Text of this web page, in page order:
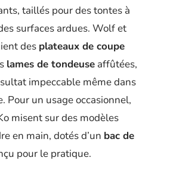
taillés pour des tontes à
surfaces ardues. Wolf et
des plateaux de coupe
lames de tondeuse affûtées,
impeccable même dans
Pour un usage occasionnel,
misent sur des modèles
en main, dotés d’un bac de
pour le pratique.